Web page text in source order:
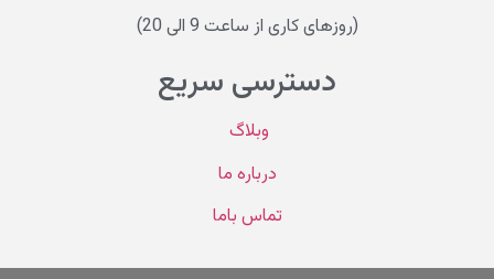
(روزهای کاری از ساعت 9 الی 20)
دسترسی سریع
وبلاگ
درباره ما
تماس باما